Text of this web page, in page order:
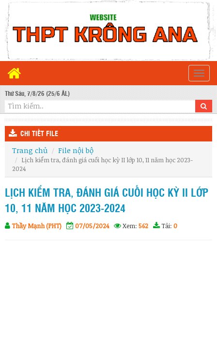
Thứ Sáu, 7/8/26 (25/6 ÂL)
CHI TIẾT FILE
Trang chủ File nội bộ
Lịch kiểm tra, đánh giá cuối học kỳ II lớp 10, 11 năm học 2023-
2024
LỊCH KIỂM TRA, ĐÁNH GIÁ CUỐI HỌC KỲ II LỚP
10, 11 NĂM HỌC 2023-2024
Thầy Mạnh (PHT) 07/05/2024 Xem: 562 Tải: 0